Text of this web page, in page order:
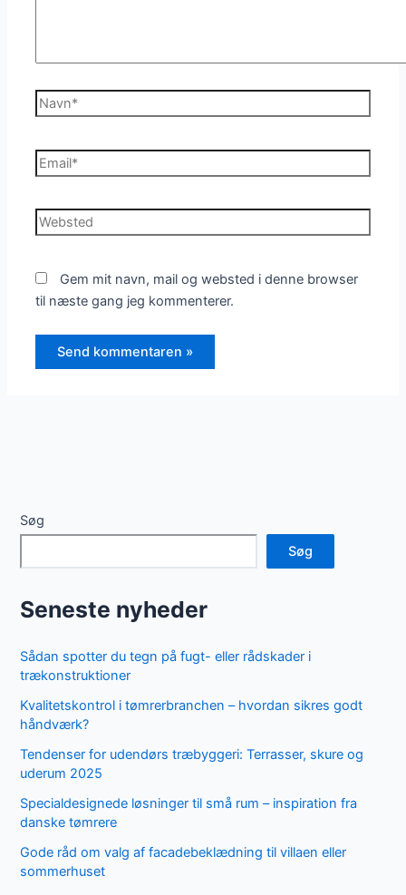
Navn*
Email*
Websted
Gem mit navn, mail og websted i denne browser
til næste gang jeg kommenterer.
Søg
Søg
Seneste nyheder
Sådan spotter du tegn på fugt- eller rådskader i
trækonstruktioner
Kvalitetskontrol i tømrerbranchen – hvordan sikres godt
håndværk?
Tendenser for udendørs træbyggeri: Terrasser, skure og
uderum 2025
Specialdesignede løsninger til små rum – inspiration fra
danske tømrere
Gode råd om valg af facadebeklædning til villaen eller
sommerhuset